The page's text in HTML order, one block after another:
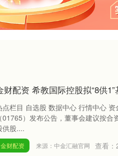
财配资 希教国际控股拟“8供
点栏目 自选股 数据中心 行情中心
（01765）发布公告，董事会建议按
供股....
金财配资 来源：中金汇融官网 查看：